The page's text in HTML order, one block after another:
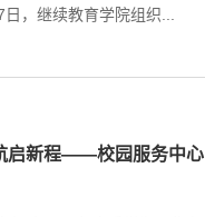
，继续教育学院组织...
启新程——校园服务中心